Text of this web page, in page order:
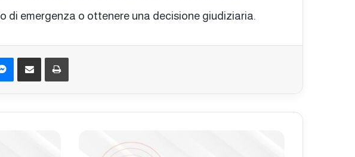
di emergenza o ottenere una decisione giudiziaria.